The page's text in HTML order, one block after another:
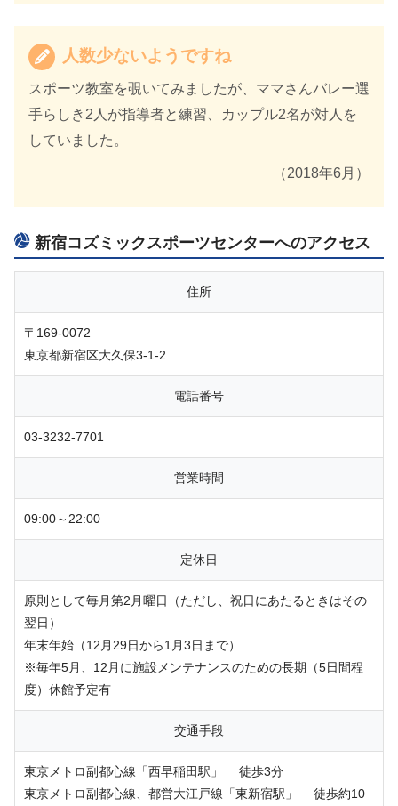
人数少ないようですね
スポーツ教室を覗いてみましたが、ママさんバレー選
手らしき2人が指導者と練習、カップル2名が対人を
していました。
（2018年6月）
新宿コズミックスポーツセンターへのアクセス
住所
〒169-0072
東京都新宿区大久保3-1-2
電話番号
03-3232-7701
営業時間
09:00～22:00
定休日
原則として毎月第2月曜日（ただし、祝日にあたるときはその
翌日）
年末年始（12月29日から1月3日まで）
※毎年5月、12月に施設メンテナンスのための長期（5日間程
度）休館予定有
交通手段
東京メトロ副都心線「西早稲田駅」 徒歩3分
東京メトロ副都心線、都営大江戸線「東新宿駅」 徒歩約10